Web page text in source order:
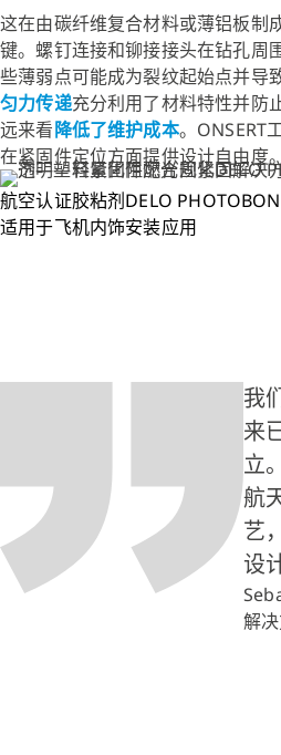
这在由碳纤维复合材料或薄铝板制
键。螺钉连接和铆接接头在钻孔
些薄弱点可能成为裂纹起始点并导
匀力传递充分利用了材料特性并
远来看降低了维护成本。ONSERT
在紧固件定位方面提供设计自由度。
航空认证胶粘剂DELO
适用于飞机内饰安装应用
我
来
立
航
艺
设
解